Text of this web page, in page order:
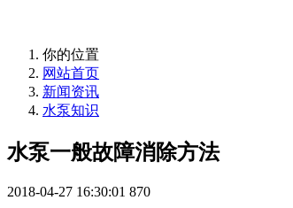
你的位置
网站首页
新闻资讯
水泵知识
水泵一般故障消除方法
2018-04-27 16:30:01 870